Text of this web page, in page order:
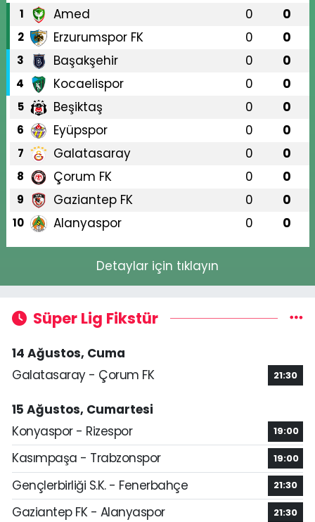
1 Amed 0 0
2 Erzurumspor FK 0 0
3 Başakşehir 0 0
4 Kocaelispor 0 0
5 Beşiktaş 0 0
6 Eyüpspor 0 0
7 Galatasaray 0 0
8 Çorum FK 0 0
9 Gaziantep FK 0 0
10 Alanyaspor 0 0
Detaylar için tıklayın
Süper Lig Fikstür
14 Ağustos, Cuma
Galatasaray - Çorum FK
21:30
15 Ağustos, Cumartesi
Konyaspor - Rizespor
19:00
Kasımpaşa - Trabzonspor 19:00
Gençlerbirliği S.K. - Fenerbahçe 21:30
Gaziantep FK - Alanyaspor 21:30